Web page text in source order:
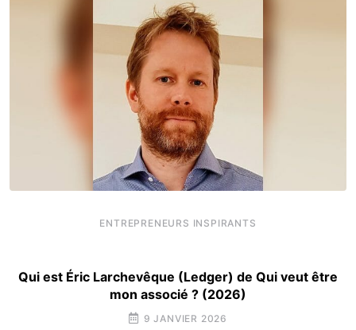
ENTREPRENEURS INSPIRANTS
Qui est Éric Larchevêque (Ledger) de Qui veut être
mon associé ? (2026)
9 JANVIER 2026